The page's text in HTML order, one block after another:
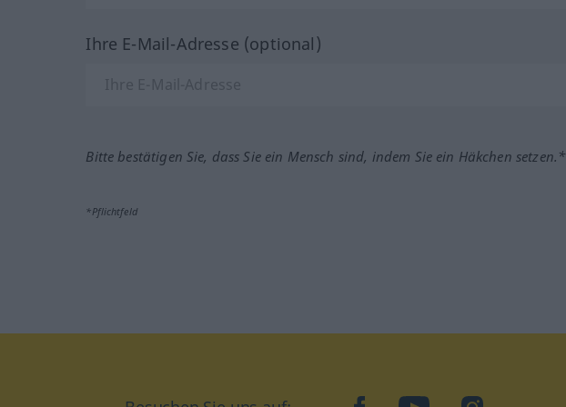
Ihre E-Mail-Adresse (optional)
Bitte bestätigen Sie, dass Sie ein Mensch sind, indem Sie ein Häkchen setzen.*
*Pflichtfeld